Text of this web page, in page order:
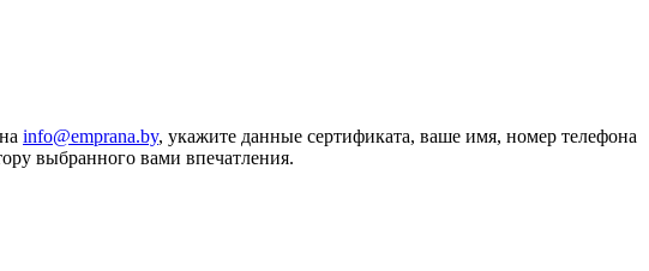
info@emprana.by, укажите данные сертификата, ваше имя, номер телефона
выбранного вами впечатления.